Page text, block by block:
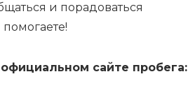
и порадоваться
сайте пробега: